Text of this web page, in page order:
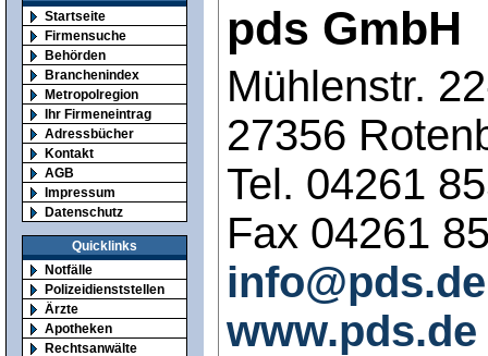
Startseite
Firmensuche
Behörden
Branchenindex
Metropolregion
Ihr Firmeneintrag
Adressbücher
Kontakt
AGB
Impressum
Datenschutz
Quicklinks
Notfälle
Polizeidienststellen
Ärzte
Apotheken
Rechtsanwälte
pds GmbH
Mühlenstr.
27356
Tel. 04261
Fax 04261
info@pds.de
www.pds.de